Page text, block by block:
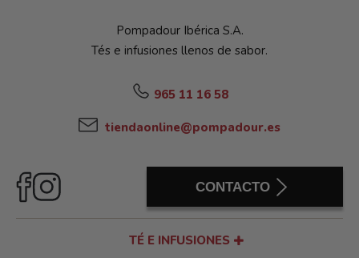
Pompadour Ibérica S.A.
Tés e infusiones llenos de sabor.
965 11 16 58
tiendaonline@pompadour.es
CONTACTO
TÉ E INFUSIONES